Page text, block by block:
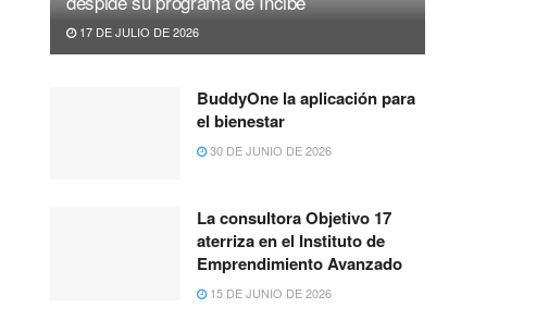
17 DE JULIO DE 2026
BuddyOne la aplicación para
el bienestar
30 DE JUNIO DE 2026
La consultora Objetivo 17
aterriza en el Instituto de
Emprendimiento Avanzado
15 DE JUNIO DE 2026